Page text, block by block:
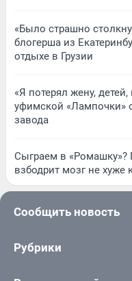
«Было страшно
блогерша из
отдыхе в Грузии
«Я потерял жену,
уфимской «Лампочки»
завода
Сыграем в «Ромашку»?
взбодрит мозг не хуже
Сообщить новость
Рубрики